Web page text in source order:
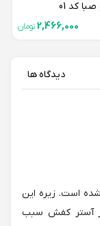
2,466,000تومان
دیدگاه ها
زیره این
کفش سبب